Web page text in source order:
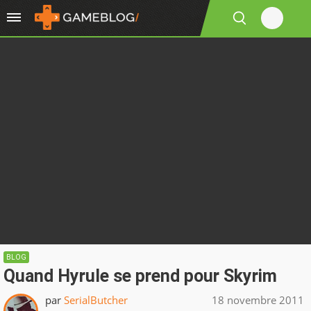
BLOG
Quand Hyrule se prend pour Skyrim
par SerialButcher 18 novembre 2011